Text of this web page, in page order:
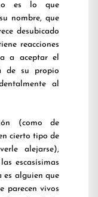
es lo que
nombre, que
desubicado
reacciones
a aceptar el
de su propio
al
(como de
cierto tipo de
alejarse),
escasísimas
es alguien que
parecen vivos